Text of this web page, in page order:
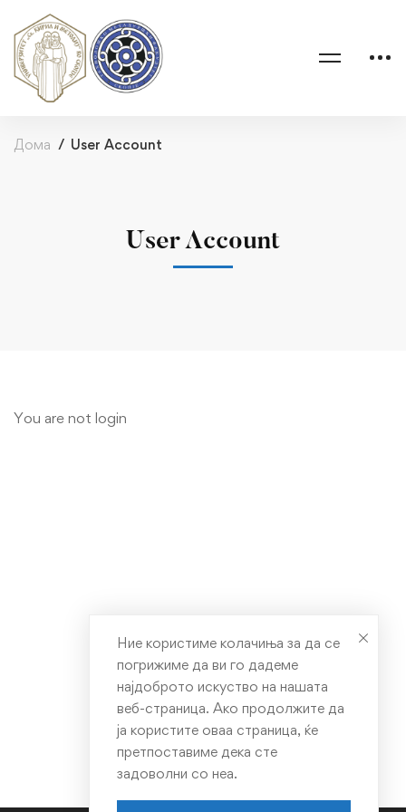
Дома User Account
User Account
User
You are not login
Ние користиме колачиња за да се
погрижиме да ви го дадеме
најдоброто искуство на нашата
веб-страница. Ако продолжите да
ја користите оваа страница, ќе
претпоставиме дека сте
задоволни со неа.